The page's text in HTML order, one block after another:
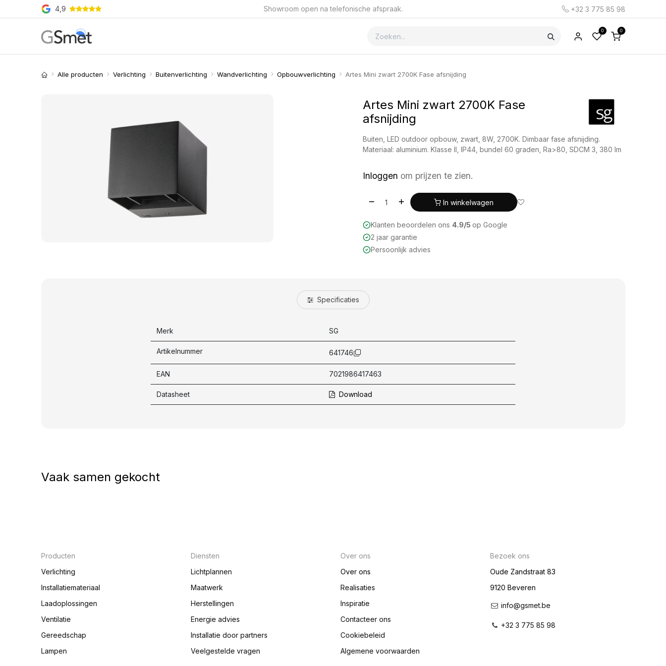
Overslaan naar inhoud
4,9 Showroom open na telefonische afspraak. +32 3 775 85 98
0 0
Alle producten Verlichting Buitenverlichting Wandverlichting Opbouwverlichting Artes Mini zwart 2700K Fase afsnijding
Artes Mini zwart 2700K Fase
afsnijding
Buiten, LED outdoor opbouw, zwart, 8W, 2700K. Dimbaar fase afsnijding.
Materiaal: aluminium. Klasse II, IP44, bundel 60 graden, Ra>80, SDCM 3, 380 lm
Inloggen om prijzen te zien.
In winkelwagen
Klanten beoordelen ons 4.9/5 op Google
2 jaar garantie
Persoonlijk advies
Specificaties
Merk SG
Artikelnummer 641746
EAN 7021986417463
Datasheet Download
Vaak samen gekocht
Producten
Verlichting
Installatiemateriaal
Laadoplossingen
Ventilatie
Gereedschap
Lampen
Diensten
Lichtplannen
Maatwerk
Herstellingen
Energie advies
Installatie door partners
Veelgestelde vragen
Over ons
Over ons
Realisaties
Inspiratie
Contacteer ons
Cookiebeleid
Algemene voorwaarden
Bezoek ons
Oude Zandstraat 83
9120 Beveren
info@gsmet.be
+32 3 775 85 98